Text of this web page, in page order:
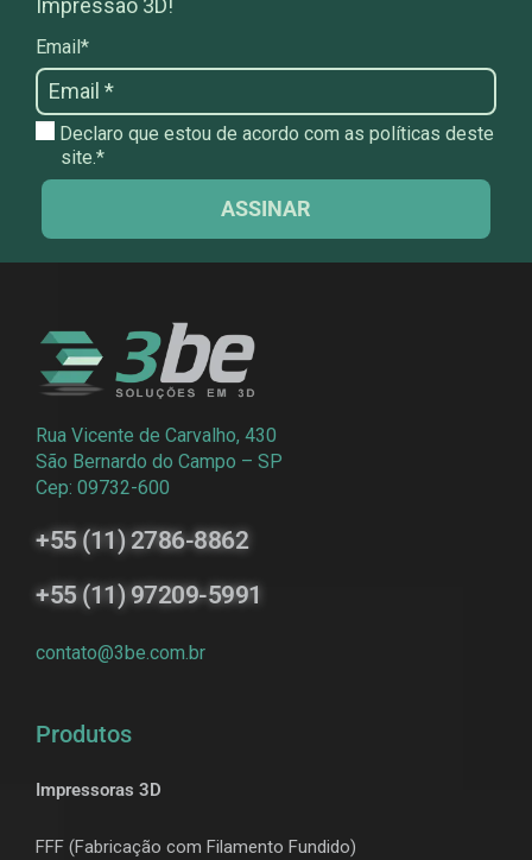
Impressão 3D!
Email*
Declaro que estou de acordo com as políticas deste
site.*
ASSINAR
Rua Vicente de Carvalho, 430
São Bernardo do Campo – SP
Cep: 09732-600
+55 (11) 2786-8862
+55 (11) 97209-5991
contato@3be.com.br
Produtos
Impressoras 3D
FFF (Fabricação com Filamento Fundido)